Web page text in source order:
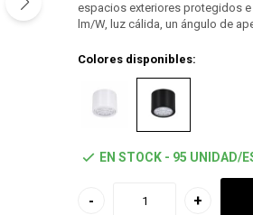
espacios exteriores protegidos
lm/W, luz cálida, un ángulo de
Colores disponibles:
EN STOCK - 95 UNIDAD/
- +